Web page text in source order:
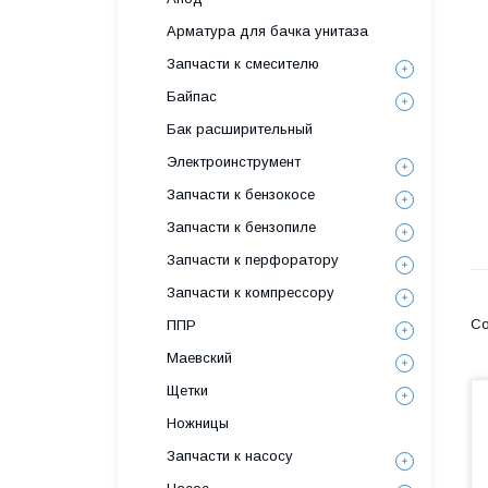
Арматура для бачка унитаза
Запчасти к смесителю
Байпас
Бак расширительный
Электроинструмент
Запчасти к бензокосе
Запчасти к бензопиле
Запчасти к перфоратору
Запчасти к компрессору
ППР
Маевский
Щетки
Ножницы
Запчасти к насосу